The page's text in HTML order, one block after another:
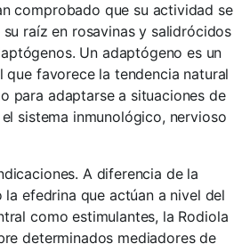
comprobado que su actividad se
raíz en rosavinas y salidrócidos
Un adaptógeno es un
que favorece la tendencia natural
para adaptarse a situaciones de
sistema inmunológico, nervioso
A diferencia de la
la efedrina que actúan a nivel del
como estimulantes, la Rodiola
determinados mediadores de